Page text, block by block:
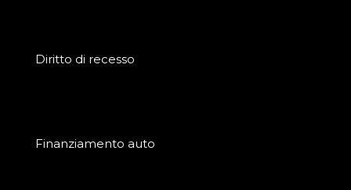
Diritto di recesso
Finanziamento auto